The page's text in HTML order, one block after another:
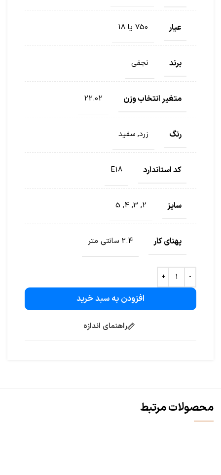
عیار 750 یا 18
برند نجفی
متغیر انتخاب وزن 22.02
رنگ زرد, سفید
کد استاندارد E18
سایز 2, 3, 4, 5
پهنای کار 2.4 سانتی متر
افزودن به سبد خرید
راهنمای اندازه
محصولات مرتبط